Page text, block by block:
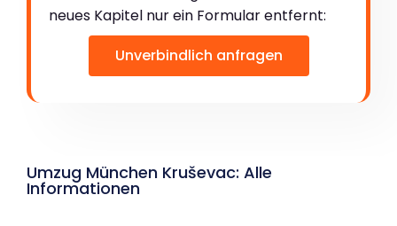
neues Kapitel nur ein Formular entfernt:
Unverbindlich anfragen
Umzug München Kruševac: Alle
Informationen